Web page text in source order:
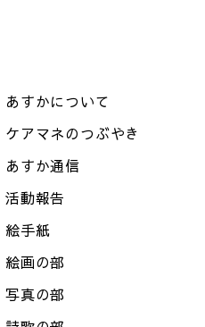
あすかについて
ケアマネのつぶやき
あすか通信
活動報告
絵手紙
絵画の部
写真の部